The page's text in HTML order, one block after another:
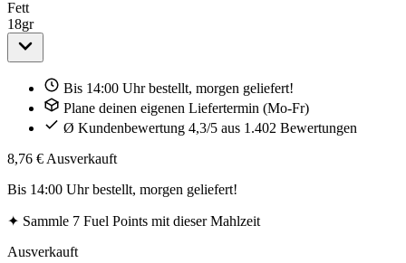
Fett
18gr
Bis 14:00 Uhr bestellt, morgen geliefert!
Plane deinen eigenen Liefertermin (Mo-Fr)
Ø Kundenbewertung 4,3/5 aus 1.402 Bewertungen
8,76 € Ausverkauft
Bis 14:00 Uhr bestellt, morgen geliefert!
✦ Sammle 7 Fuel Points mit dieser Mahlzeit
Ausverkauft